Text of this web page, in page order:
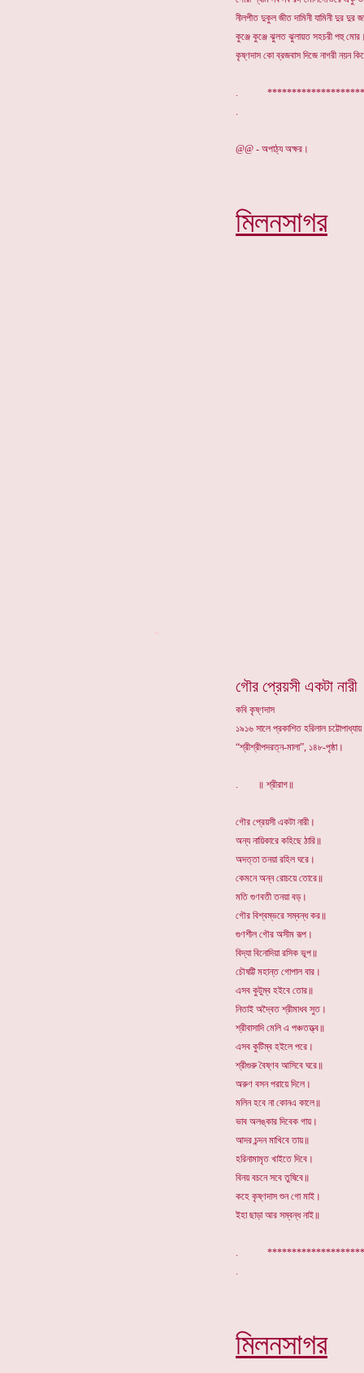
নীলপীত দুকুল জীত দামিনী যামিনী দুর দুর
কুঞ্জে কুঞ্জে ঝুলত ঝুলায়ত সহচরী পহু
কৃষ্ণদাস কো ব্রজবাস দিজে নাগরী নয়ন
.
@@ - অপাঠ্য অক্ষর।
মিলনসাগর
গৌর প্রেয়সী একটা নারী
কবি কৃষ্ণদাস
১৯১৬ সালে প্রকাশিত হরিলাল
“শ্রীশ্রীপদরত্ন-মালা”, ১৪৮-পৃষ্ঠা।
. ॥ শ্রীরাগ॥
গৌর প্রেয়সী একটা নারী।
অন্য নায়িকারে কহিছে ঠারি॥
অদত্তা তনয়া রহিল ঘরে।
কেমনে অন্ন রোচয়ে তোরে॥
মতি গুণবতী তনয়া বড়।
গৌর বিশ্বম্ভরে সম্বন্ধ কর॥
গুণশীল গৌর অসীম রূপ।
বিদ্যা বিনোদিয়া রসিক ভূপ॥
চৌষট্টি মহান্ত গোপাল বার।
এসব কুটুম্ব হইবে তোর॥
নিতাই অদ্বৈত শ্রীমাধব সুত।
শ্রীবাসাদি মেলি এ পঞ্চতত্ত্ব॥
এসব কুটিম্ব হইলে পরে।
শ্রীগুরু বৈষ্ণব আসিবে ঘরে॥
অরুণ বসন পরায়ে দিলে।
মলিন হবে না কোনএ কালে॥
ভাব অলঙ্কার দিবেক গায়।
আদর চন্দন মাখিবে তায়॥
হরিনামামৃত খাইতে দিবে।
বিনয় বচনে সবে তুষিবে॥
কহে কৃষ্ণদাস শুন গো মাই।
ইহা ছাড়া আর সম্বন্ধ নাই॥
.
মিলনসাগর